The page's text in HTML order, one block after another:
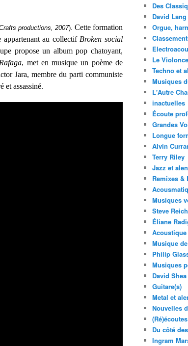
productions, 2007). Cette formation
appartenant au collectif Broken social
propose un album pop chatoyant,
Rafaga, met en musique un poème de
Jara, membre du parti communiste
et assassiné.
Des
David
Orgue,
Le
Techno et
Musiques
L'Autre
inactuelles
Écoute
Grandes
Longue
Alvin
Terry Riley
Jazz et
Remixes &
Musiques
Steve Reich
Éliane
Musique
Philip
Musiques
David Shea
Guitare(s)
Metal et
Nouvelles
(Ré)écoutes
Du côté
Ingram